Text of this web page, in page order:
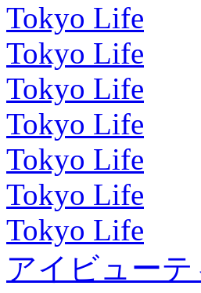
Tokyo Life
Tokyo Life
Tokyo Life
Tokyo Life
Tokyo Life
Tokyo Life
Tokyo Life
アイビュー